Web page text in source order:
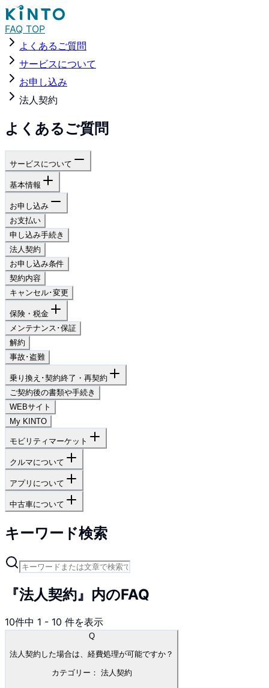
FAQ TOP
よくあるご質問
サービスについて
お申し込み
法人契約
よくあるご質問
サービスについて
基本情報
お申し込み
お支払い
申し込み手続き
法人契約
お申し込み条件
契約内容
キャンセル･変更
保険・税金
メンテナンス･保証
解約
事故･盗難
乗り換え･契約終了・再契約
ご契約後の書類や手続き
WEBサイト
My KINTO
モビリティマーケット
クルマについて
アプリについて
中古車について
キーワード検索
『法人契約』内のFAQ
10件中 1 - 10 件を表示
Q
法人契約した場合は、経費処理が可能ですか？
カテゴリー： 法人契約